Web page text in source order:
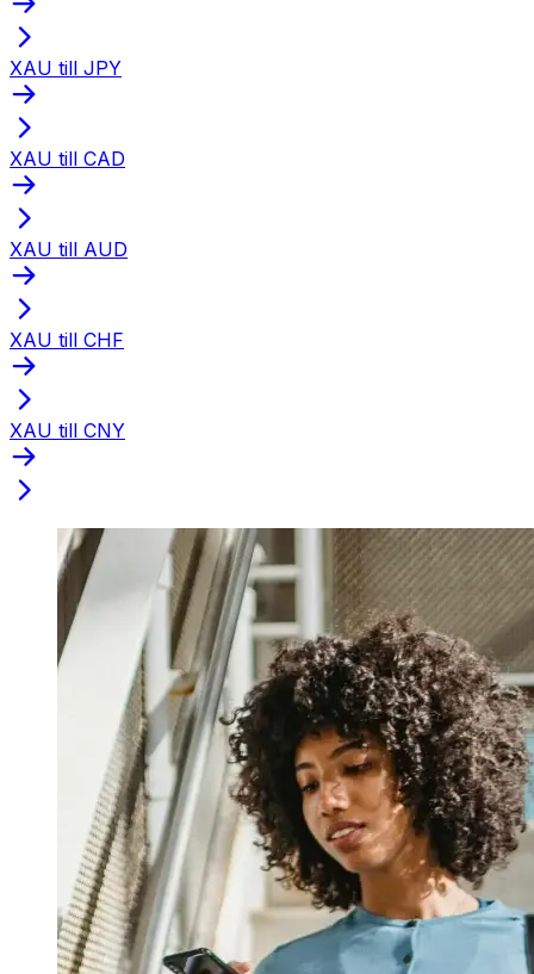
XAU till JPY
XAU till CAD
XAU till AUD
XAU till CHF
XAU till CNY